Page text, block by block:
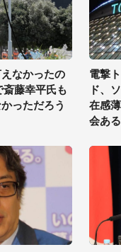
なかったの
藤幸平氏も
っただろう
電撃
ド、
在感
会あ